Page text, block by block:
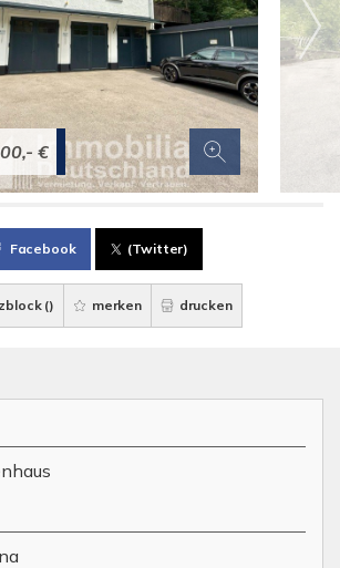
€
Facebook (Twitter)
() merken drucken